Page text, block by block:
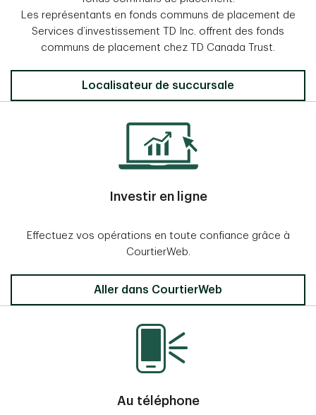
Les représentants en fonds communs de placement de
Services d’investissement TD Inc. offrent des fonds
communs de placement chez TD Canada Trust.
Localisateur de succursale
Investir en ligne
Effectuez vos opérations en toute confiance grâce à
CourtierWeb.
Aller dans CourtierWeb
Au téléphone